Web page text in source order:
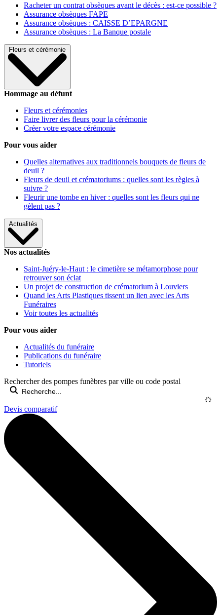
Racheter un contrat obsèques avant le décès : est-ce possible ?
Assurance obsèques FAPE
Assurance obsèques : CAISSE D’EPARGNE
Assurance obsèques : La Banque postale
Fleurs et cérémonie
Hommage au défunt
Fleurs et cérémonies
Faire livrer des fleurs pour la cérémonie
Créer votre espace cérémonie
Pour vous aider
Quelles alternatives aux traditionnels bouquets de fleurs de
deuil ?
Fleurs de deuil et crématoriums : quelles sont les règles à
suivre ?
Fleurir une tombe en hiver : quelles sont les fleurs qui ne
gèlent pas ?
Actualités
Nos actualités
Saint-Juéry-le-Haut : le cimetière se métamorphose pour
retrouver son éclat
Un projet de construction de crématorium à Louviers
Quand les Arts Plastiques tissent un lien avec les Arts
Funéraires
Voir toutes les actualités
Pour vous aider
Actualités du funéraire
Publications du funéraire
Tutoriels
Rechercher des pompes funèbres par ville ou code postal
Devis comparatif